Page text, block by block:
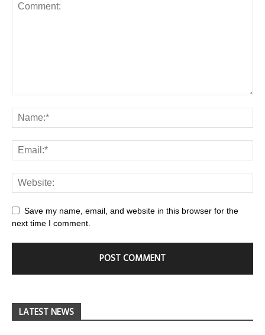
Save my name, email, and website in this browser for the
next time I comment.
LATEST NEWS